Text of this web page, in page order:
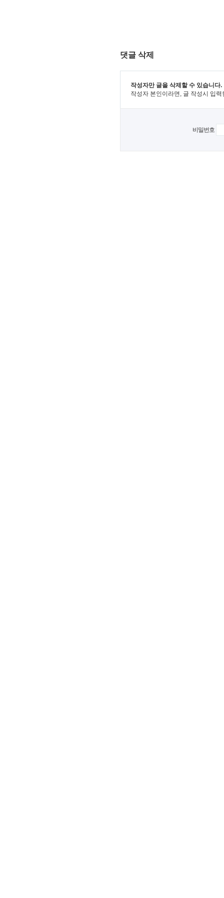
댓글 삭제
작성자만 글을 삭제할 수 있습니다.
작성자 본인이라면, 글 작성시 입
비밀번호